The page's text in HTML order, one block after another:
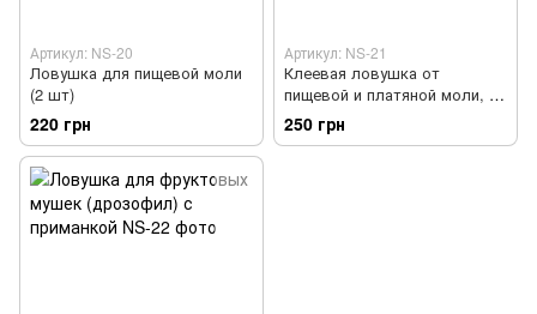
Артикул: NS-20
Ловушка для пищевой моли
(2 шт)
220 грн
Артикул: NS-21
Клеевая ловушка от
пищевой и платяной моли, 2
шт
250 грн